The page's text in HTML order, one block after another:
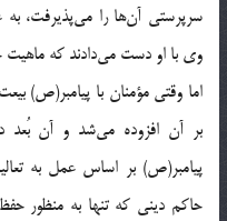
سرپرستی آن‌ها را می‌پذیرفت،
وی با او دست می‌دادند که
اما وقتی مؤمنان با پیامبر(ص)
بر آن افزوده می‌شد و آن بُعد
پیامبر(ص) بر اساس عمل به
حاکم دینی که تنها به منظور